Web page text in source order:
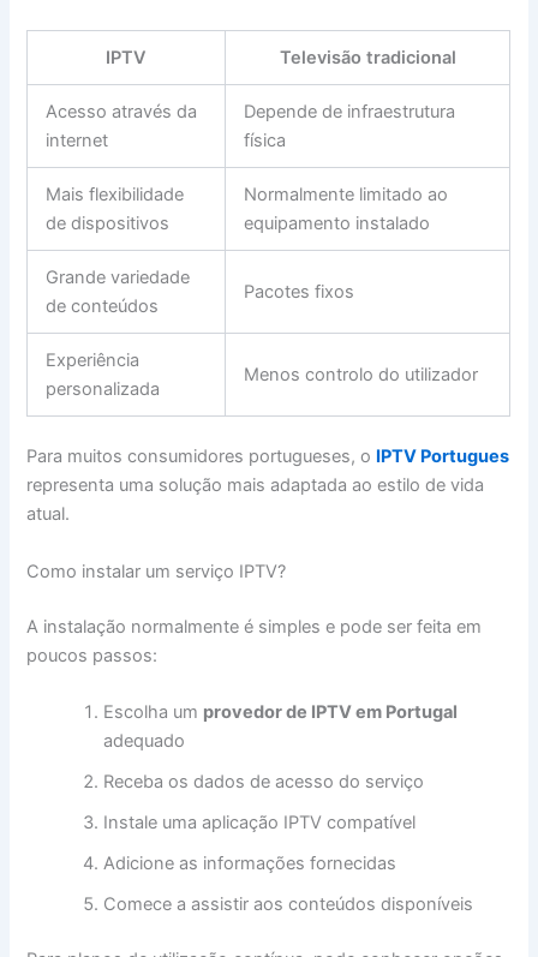
IPTV Televisão tradicional
Acesso através da
internet
Depende de infraestrutura
física
Mais flexibilidade
de dispositivos
Normalmente limitado ao
equipamento instalado
Grande variedade
de conteúdos
Pacotes fixos
Experiência
personalizada
Menos controlo do utilizador
Para muitos consumidores portugueses, o IPTV Portugues
representa uma solução mais adaptada ao estilo de vida
atual.
Como instalar um serviço IPTV?
A instalação normalmente é simples e pode ser feita em
poucos passos:
Escolha um provedor de IPTV em Portugal
adequado
Receba os dados de acesso do serviço
Instale uma aplicação IPTV compatível
Adicione as informações fornecidas
Comece a assistir aos conteúdos disponíveis